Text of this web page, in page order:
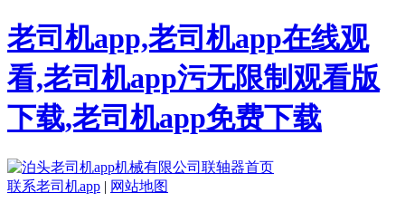
老司机app,老司机app在线观
看,老司机app污无限制观看版
下载,老司机app免费下载
联系老司机app | 网站地图